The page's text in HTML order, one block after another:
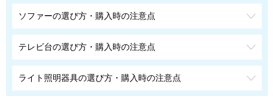
ソファーの選び方・購入時の注意点
テレビ台の選び方・購入時の注意点
ライト照明器具の選び方・購入時の注意点